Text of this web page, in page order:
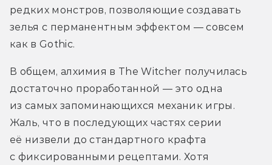
редких монстров, позволяющие создавать
зелья с перманентным эффектом — совсем
как в Gothic.
В общем, алхимия в The Witcher получилась
достаточно проработанной — это одна
из самых запоминающихся механик игры.
Жаль, что в последующих частях серии
её низвели до стандартного крафта
с фиксированными рецептами. Хотя